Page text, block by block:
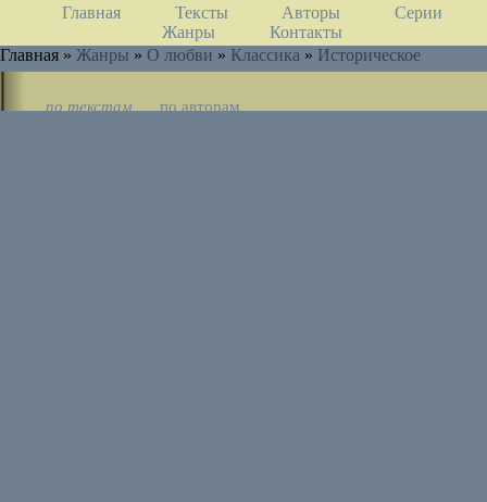
Главная Тексты Авторы
Серии
Жанры
Контакты
Главная » Жанры » О любви » Классика » Историческое
по текстам
по авторам